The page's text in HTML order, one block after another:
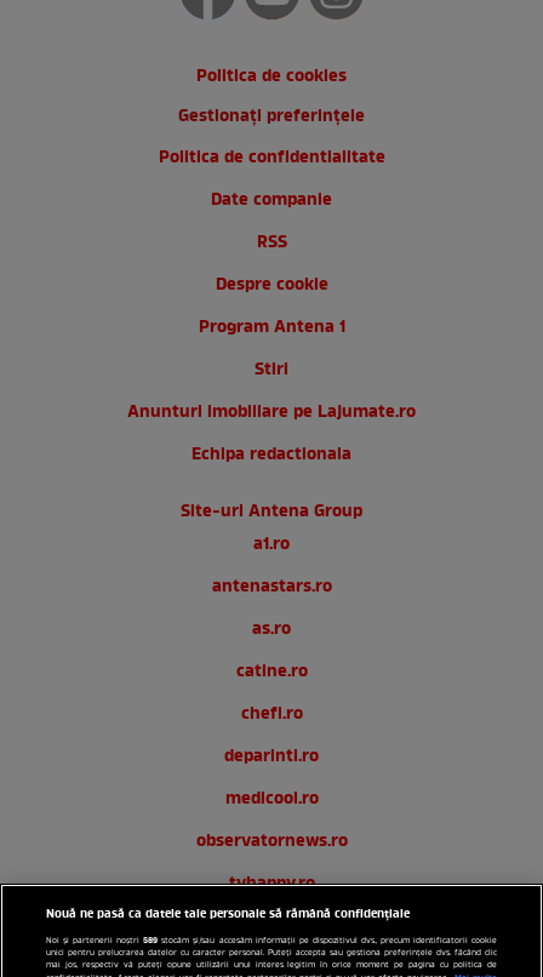
Politica de cookies
Gestionați preferințele
Politica de confidentialitate
Date companie
RSS
Despre cookie
Program Antena 1
Stiri
Anunturi imobiliare pe Lajumate.ro
Echipa redactionala
Site-uri Antena Group
a1.ro
antenastars.ro
as.ro
catine.ro
chefi.ro
deparinti.ro
medicool.ro
observatornews.ro
tvhappy.ro
useit.ro
zutv.ro
Nouă ne pasă ca datele tale personale să rămână confidențiale
Noi și partenerii noștri589 stocăm și/sau accesăm informații pe dispozitivul dvs., precum identificatorii cookie
unici pentru prelucrarea datelor cu caracter personal. Puteți accepta sau gestiona preferințele dvs. făcând clic
mai jos, respectiv vă puteți opune utilizării unui interes legitim în orice moment pe pagina cu politica de